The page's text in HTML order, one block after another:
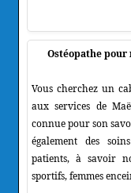
Ostéopathe pour
Vous cherchez un
aux services de
connue pour son
également des
patients, à savoir
sportifs, femmes